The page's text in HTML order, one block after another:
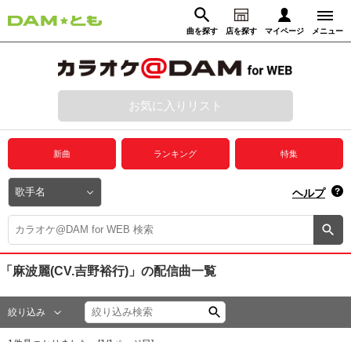
曲を探す 店を探す マイページ メニュー
動画からさがす 録音からさがす
ログイン
プレミアムサービス
DAM★とも動画
DAM★とも録音
カラオケ＠DAM
ユーザー検索
お気に入りリスト
新曲 ランキング 特集
ヘルプ
「麻波麗(CV.吉野裕行)」 の配信曲一覧
絞り込み